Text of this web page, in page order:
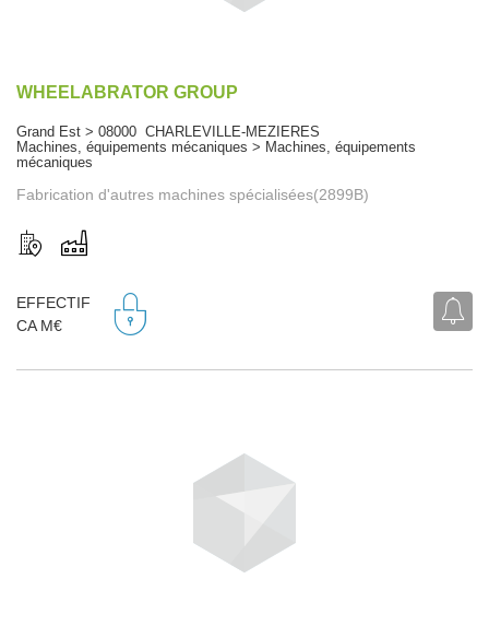
WHEELABRATOR GROUP
Grand Est > 08000 CHARLEVILLE-MEZIERES
Machines, équipements mécaniques > Machines, équipements
mécaniques
Fabrication d'autres machines spécialisées(2899B)
EFFECTIF
CA M€